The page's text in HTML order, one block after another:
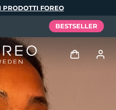
PRODOTTI FOREO
BESTSELLER